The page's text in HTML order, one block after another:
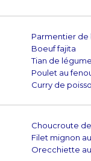
Parmentier de
Boeuf fajita
Tian de
Poulet au
Curry de
Choucroute
Filet mignon
Orecchiette